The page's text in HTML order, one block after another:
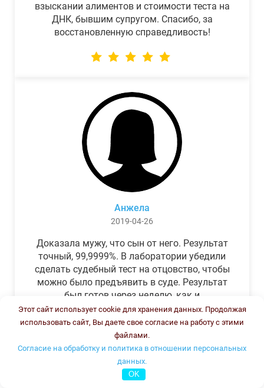
взыскании алиментов и стоимости теста на
ДНК, бывшим супругом. Спасибо, за
восстановленную справедливость!
Анжела
2019-04-26
Доказала мужу, что сын от него. Результат
точный, 99,9999%. В лаборатории убедили
сделать судебный тест на отцовство, чтобы
можно было предъявить в суде. Результат
был готов через неделю, как и
обещали.Теперь муж бегает и извиняется.
Этот сайт использует cookie для хранения данных. Продолжая
использовать сайт, Вы даете свое согласие на работу с этими
файлами.
Согласие на обработку и политика в отношении персональных
данных.
OK